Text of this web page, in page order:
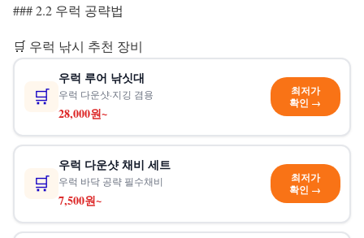
### 2.2 우럭 공략법
🛒 우럭 낚시 추천 장비
🛒
우럭 루어 낚싯대
우럭 다운샷·지깅 겸용
28,000원~
최저가
확인 →
🛒
우럭 다운샷 채비 세트
우럭 바닥 공략 필수채비
7,500원~
최저가
확인 →